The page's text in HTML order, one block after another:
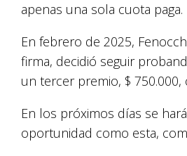
apenas una sola cuota paga.
En febrero de 2025,
firma, decidió seguir
un tercer premio, $ 750.000,
En los próximos días se
oportunidad como esta,